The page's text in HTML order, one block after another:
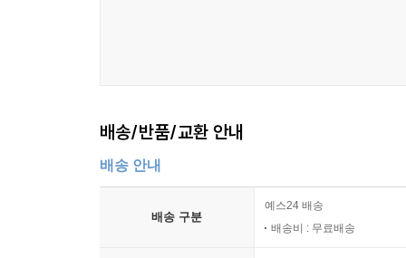
배송/반품/교환 안내
배송 안내
배송 구분
예스24 배송
배송비 : 무료배송